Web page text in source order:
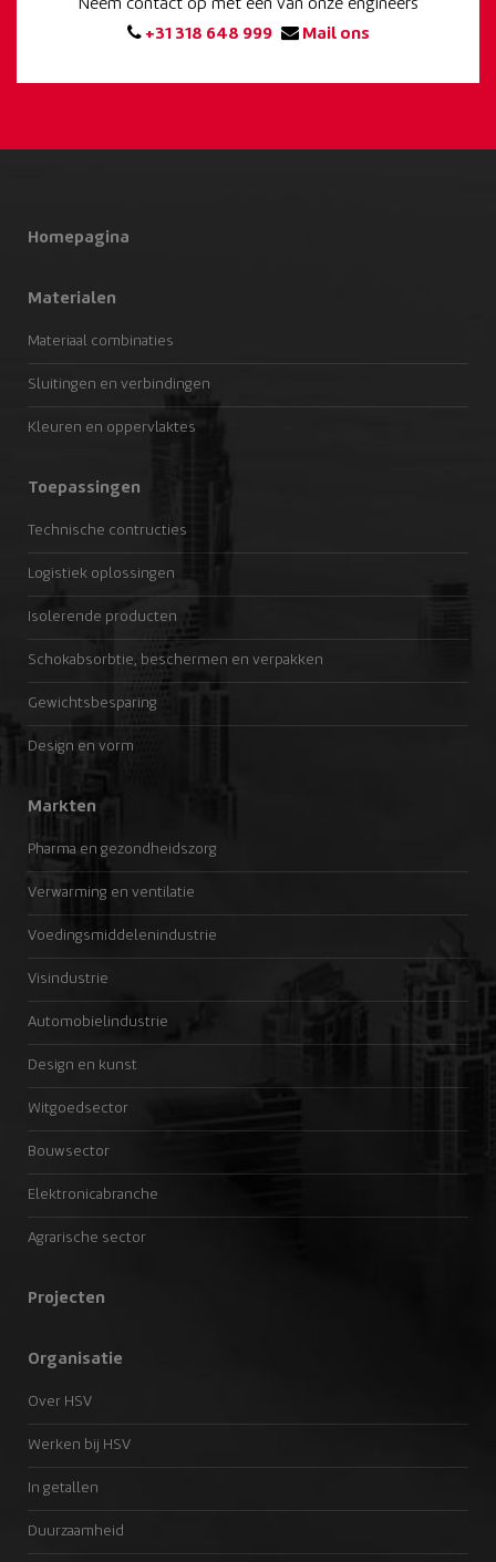
Neem contact op met een van onze engineers
+31 318 648 999
Mail ons
Homepagina
Materialen
Materiaal combinaties
Sluitingen en verbindingen
Kleuren en oppervlaktes
Toepassingen
Technische contructies
Logistiek oplossingen
Isolerende producten
Schokabsorbtie, beschermen en verpakken
Gewichtsbesparing
Design en vorm
Markten
Pharma en gezondheidszorg
Verwarming en ventilatie
Voedingsmiddelenindustrie
Visindustrie
Automobielindustrie
Design en kunst
Witgoedsector
Bouwsector
Elektronicabranche
Agrarische sector
Projecten
Organisatie
Over HSV
Werken bij HSV
In getallen
Duurzaamheid